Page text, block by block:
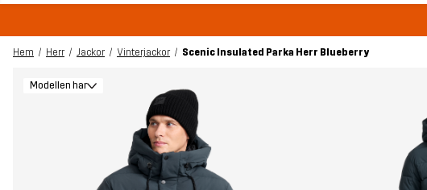
Hem Herr Jackor Vinterjackor
Scenic Insulated Parka Herr Blueberry
Modellen har